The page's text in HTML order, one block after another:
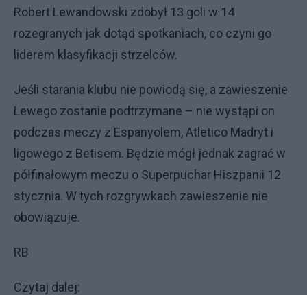
Robert Lewandowski zdobył 13 goli w 14
rozegranych jak dotąd spotkaniach, co czyni go
liderem klasyfikacji strzelców.
Jeśli starania klubu nie powiodą się, a zawieszenie
Lewego zostanie podtrzymane – nie wystąpi on
podczas meczy z Espanyolem, Atletico Madryt i
ligowego z Betisem. Będzie mógł jednak zagrać w
półfinałowym meczu o Superpuchar Hiszpanii 12
stycznia. W tych rozgrywkach zawieszenie nie
obowiązuje.
RB
Czytaj dalej: